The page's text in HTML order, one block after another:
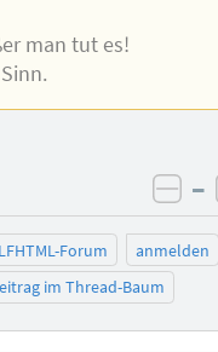
man tut es!
–
Forum
anmelden
im Thread-Baum